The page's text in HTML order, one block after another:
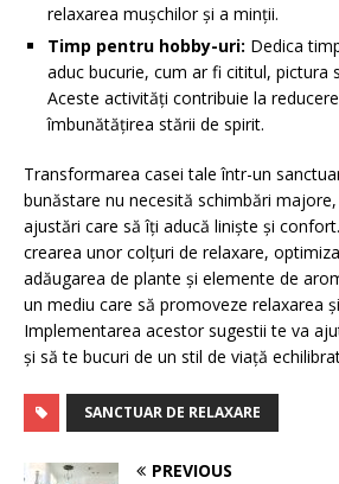
relaxarea mușchilor și a minții.
Timp pentru hobby-uri: Dedica
aduc bucurie, cum ar fi cititul, pictura
Aceste activități contribuie la
îmbunătățirea stării de spirit.
Transformarea casei tale într-un
bunăstare nu necesită schimbări
ajustări care să îți aducă liniște și
crearea unor colțuri de relaxare,
adăugarea de plante și elemente de
un mediu care să promoveze relaxarea
Implementarea acestor sugestii te va
și să te bucuri de un stil de viață
SANCTUAR DE RELAXARE
PREVIOUS